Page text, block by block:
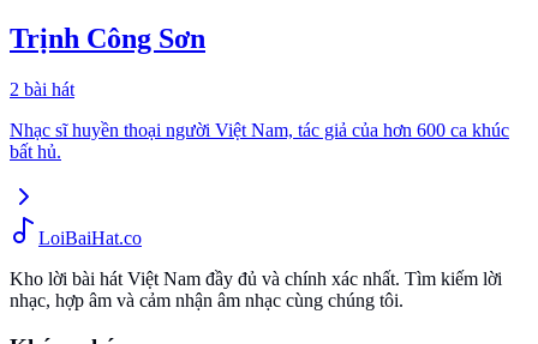
Trịnh Công Sơn
2 bài hát
Nhạc sĩ huyền thoại người Việt Nam, tác giả của hơn 600 ca khúc
bất hủ.
LoiBaiHat.co
Kho lời bài hát Việt Nam đầy đủ và chính xác nhất. Tìm kiếm lời
nhạc, hợp âm và cảm nhận âm nhạc cùng chúng tôi.